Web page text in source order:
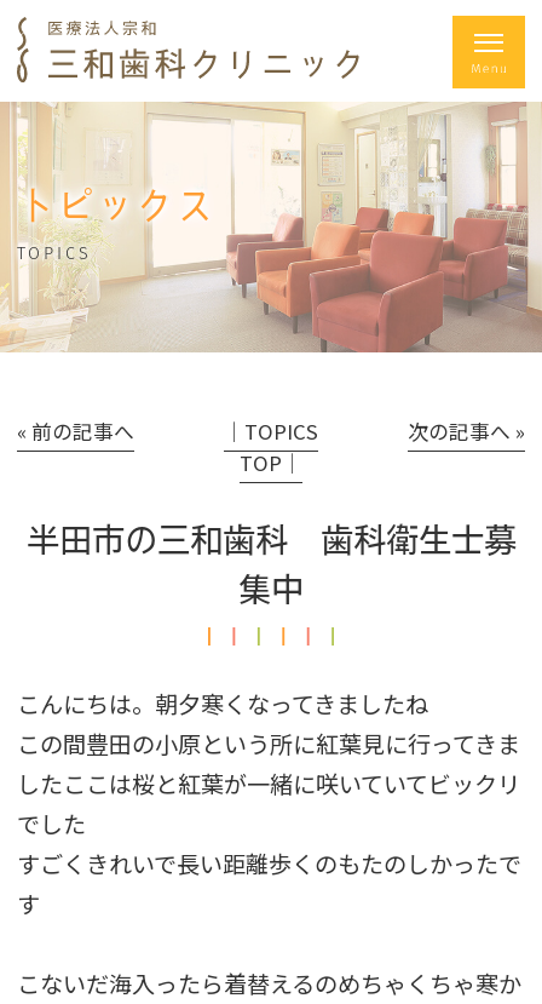
トピックス
TOPICS
« 前の記事へ
│TOPICS
TOP│
次の記事へ »
半田市の三和歯科 歯科衛生士募
集中
こんにちは。朝夕寒くなってきましたね
この間豊田の小原という所に紅葉見に行ってきま
したここは桜と紅葉が一緒に咲いていてビックリ
でした
すごくきれいで長い距離歩くのもたのしかったで
す
こないだ海入ったら着替えるのめちゃくちゃ寒か